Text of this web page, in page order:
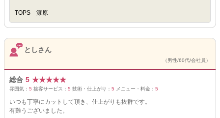
TOPS 漆原
としさん
（男性/60代/会社員）
総合 5 ★★★★★
雰囲気： 5 接客サービス： 5 技術・仕上がり： 5 メニュー・料金： 5
いつも丁寧にカットして頂き、仕上がりも抜群です。
有難うございました。